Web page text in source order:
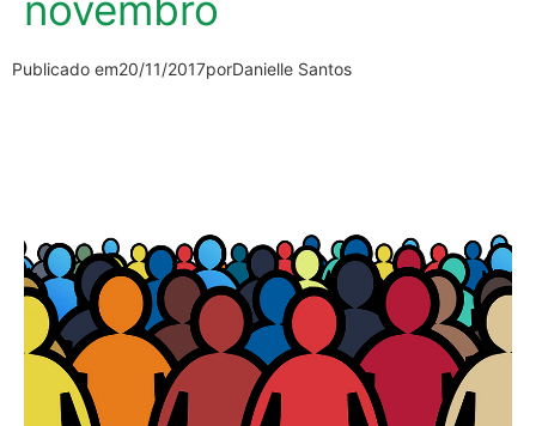
Publicado em20/11/2017porDanielle Santos